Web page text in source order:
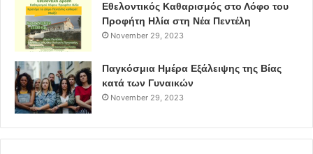
Εθελοντικός Καθαρισμός στο Λόφο του
Προφήτη Ηλία στη Νέα Πεντέλη
November 29, 2023
Παγκόσμια Ημέρα Εξάλειψης της Βίας
κατά των Γυναικών
November 29, 2023